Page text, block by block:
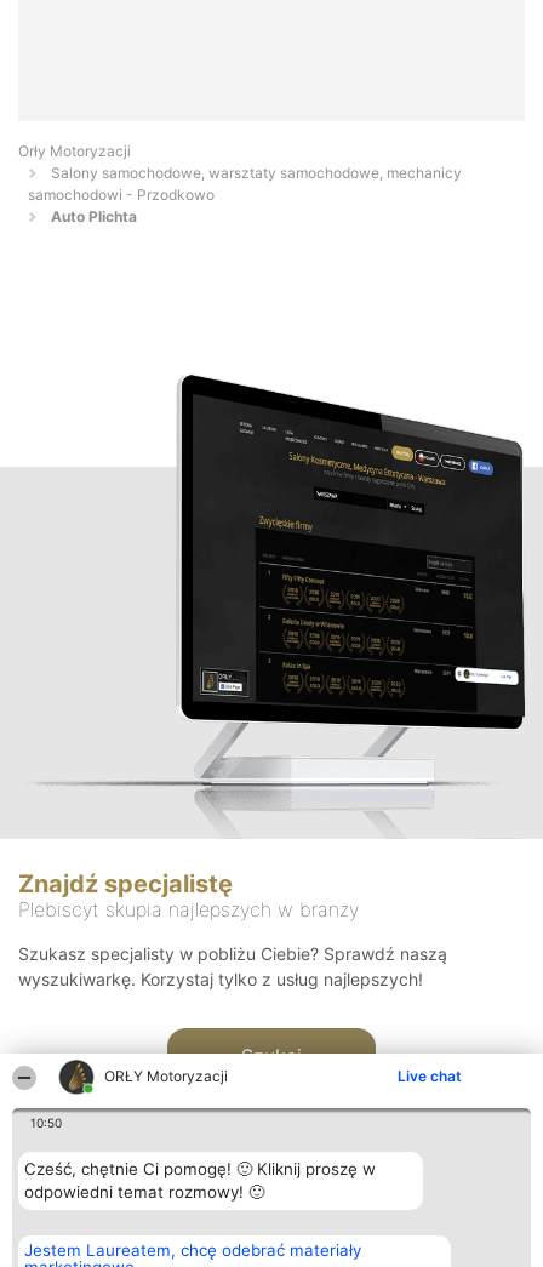
ORŁY Motoryzacji Live chat
10:50
Cześć, chętnie Ci pomogę! 🙂 Kliknij proszę w
odpowiedni temat rozmowy! 🙂
Jestem Laureatem, chcę odebrać materiały
Orły Motoryzacji
Salony samochodowe, warsztaty samochodowe, mechanicy
samochodowi - Przodkowo
Auto Plichta
Znajdź specjalistę
Plebiscyt skupia najlepszych w branży
Szukasz specjalisty w pobliżu Ciebie? Sprawdź naszą
wyszukiwarkę. Korzystaj tylko z usług najlepszych!
Szukaj
Organizator plebiscytu
Bright Side Solutions sp. z o.
Plebiscyt
Laureaci
Kontakt
Kontakt